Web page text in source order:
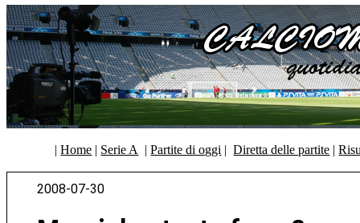
|Home | Serie A |Partite di oggi |Diretta delle partite |
2008-07-30